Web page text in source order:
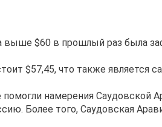
$60 в прошлый раз была
$57,45, что также является
намерения Саудовской
Более того, Саудовская